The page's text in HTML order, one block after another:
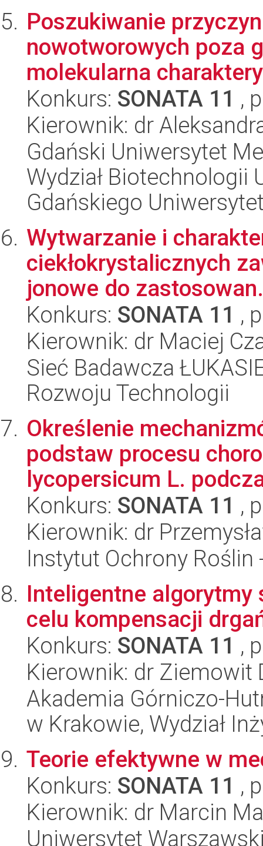
Poszukiwanie
nowotworowych poza
molekularna
Konkurs: SONATA 11 ,
Kierownik: dr
Gdański Uniwersytet
Wydział Biotechnologii
Gdańskiego
Wytwarzanie i
ciekłokrystalicznych
jonowe do
Konkurs: SONATA 11 ,
Kierownik: dr Maciej
Sieć Badawcza
Rozwoju Technologii
Określenie
podstaw procesu
lycopersicum L.
Konkurs: SONATA 11 ,
Kierownik: dr
Instytut Ochrony
Inteligentne algorytmy
celu kompensacji
Konkurs: SONATA 11 ,
Kierownik: dr Ziemowit
Akademia Górniczo-
w Krakowie, Wydział
Teorie efektywne w
Konkurs: SONATA 11 ,
Kierownik: dr Marcin
Uniwersytet